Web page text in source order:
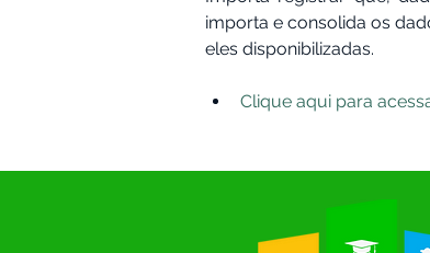
importa e consolida os
eles disponibilizadas.
Clique aqui para